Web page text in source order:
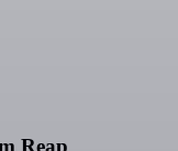
Reap